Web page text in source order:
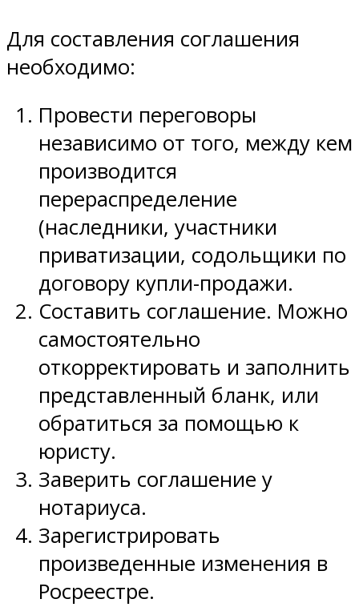
Для составления соглашения
необходимо:
Провести переговоры
независимо от того, между кем
производится
перераспределение
(наследники, участники
приватизации, содольщики по
договору купли-продажи.
Составить соглашение. Можно
самостоятельно
откорректировать и заполнить
представленный бланк, или
обратиться за помощью к
юристу.
Заверить соглашение у
нотариуса.
Зарегистрировать
произведенные изменения в
Росреестре.